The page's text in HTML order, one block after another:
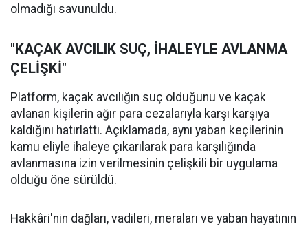
olmadığı savunuldu.
"KAÇAK AVCILIK SUÇ, İHALEYLE AVLANMA
ÇELİŞKİ"
Platform, kaçak avcılığın suç olduğunu ve kaçak
avlanan kişilerin ağır para cezalarıyla karşı karşıya
kaldığını hatırlattı. Açıklamada, aynı yaban keçilerinin
kamu eliyle ihaleye çıkarılarak para karşılığında
avlanmasına izin verilmesinin çelişkili bir uygulama
olduğu öne sürüldü.
Hakkâri'nin dağları, vadileri, meraları ve yaban hayatının